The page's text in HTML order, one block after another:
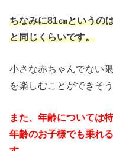
ちなみに81㎝というの
と同じくらいです。
小さな赤ちゃんでない
を楽しむことができそ
また、年齢については
年齢のお子様でも乗れ